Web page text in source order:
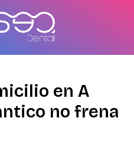
en A
no frena